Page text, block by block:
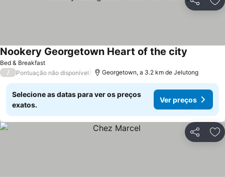
Partilhar
Bed & Breakfast
Nookery Georgetown Heart of the city
/ Pontuação não disponível Georgetown, a 3.2 km de Jelutong
Selecione as datas para ver os preços
exatos.
Ver preços
Partilhar